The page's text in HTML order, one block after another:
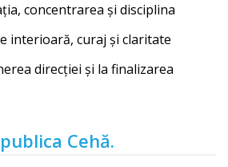
concentrarea și disciplina
interioară, curaj și claritate
direcției și la finalizarea
Cehă.